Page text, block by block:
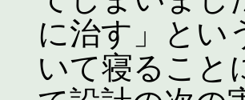
に治す」とい
いて寝ること